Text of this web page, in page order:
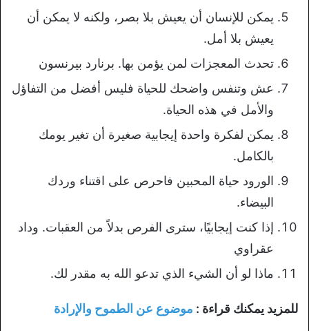
يمكن للإنسان أن يعيش بلا بصر، ولكنه لا يمكن أن
يعيش بلا أمل.
تحدث المعجزات لمن يؤمن بها. برنارد بيرنسون
عش وتنفس واضحك للحياة فليس أفضل من التفاؤل
والأمل في هذه الحياة.
يمكن لفكرة واحدة إيجابية صغيرة أن تغير يومك
بالكامل.
الورود حياة المحبين فاحرص على اقتناء وردك
البيضاء.
إذا كنت إيجابيًا، سترى الفرص بدلاً من العقبات. وداد
عقراوي
ماذا لو أن الشيء الذي تدعو الله به مقدر لك.
للمزيد يمكنك قراءة : موضوع عن الطموح والإرادة